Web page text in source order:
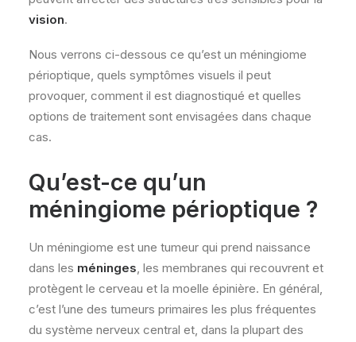
vision.
Nous verrons ci-dessous ce qu’est un méningiome
périoptique, quels symptômes visuels il peut
provoquer, comment il est diagnostiqué et quelles
options de traitement sont envisagées dans chaque
cas.
Qu’est-ce qu’un
méningiome périoptique ?
Un méningiome est une tumeur qui prend naissance
dans les méninges, les membranes qui recouvrent et
protègent le cerveau et la moelle épinière. En général,
c’est l’une des tumeurs primaires les plus fréquentes
du système nerveux central et, dans la plupart des